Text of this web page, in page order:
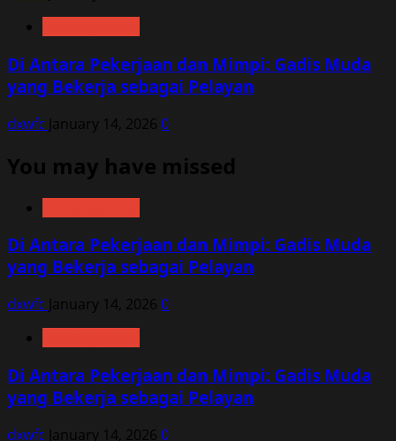
Di Antara Pekerjaan dan Mimpi: Gadis Muda
yang Bekerja sebagai Pelayan
dxwfc January 14, 2026 0
You may have missed
Di Antara Pekerjaan dan Mimpi: Gadis Muda
yang Bekerja sebagai Pelayan
dxwfc January 14, 2026 0
Di Antara Pekerjaan dan Mimpi: Gadis Muda
yang Bekerja sebagai Pelayan
dxwfc January 14, 2026 0